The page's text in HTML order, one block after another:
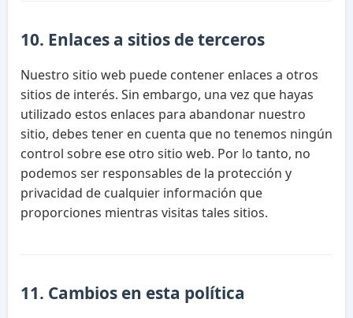
10. Enlaces a sitios de terceros
Nuestro sitio web puede contener enlaces a otros
sitios de interés. Sin embargo, una vez que hayas
utilizado estos enlaces para abandonar nuestro
sitio, debes tener en cuenta que no tenemos ningún
control sobre ese otro sitio web. Por lo tanto, no
podemos ser responsables de la protección y
privacidad de cualquier información que
proporciones mientras visitas tales sitios.
11. Cambios en esta política